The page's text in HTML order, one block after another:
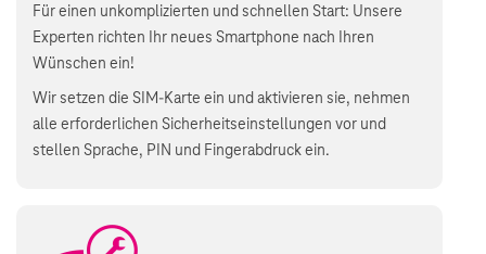
Für einen unkomplizierten und schnellen Start: Unsere
Experten richten Ihr neues Smartphone nach Ihren
Wünschen ein!
Wir setzen die SIM-Karte ein und aktivieren sie, nehmen
alle erforderlichen Sicherheitseinstellungen vor und
stellen Sprache, PIN und Fingerabdruck ein.